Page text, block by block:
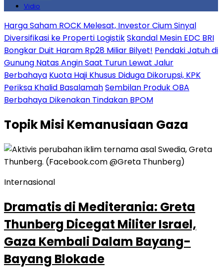
Vidio
Harga Saham ROCK Melesat, Investor Cium Sinyal
Diversifikasi ke Properti LogistikSkandal Mesin EDC BRI
Bongkar Duit Haram Rp28 Miliar Bilyet! Pendaki Jatuh di
Gunung Natas Angin Saat Turun Lewat Jalur
Berbahaya Kuota Haji Khusus Diduga Dikorupsi, KPK
Periksa Khalid BasalamahSembilan Produk OBA
Berbahaya Dikenakan Tindakan BPOM
TopikMisi Kemanusiaan Gaza
Internasional
Dramatis di Mediterania: Greta
Thunberg Dicegat Militer Israel,
Gaza Kembali Dalam Bayang-
Bayang Blokade